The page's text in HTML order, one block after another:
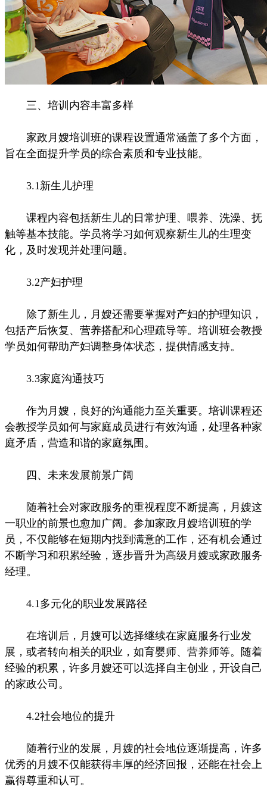
三、培训内容丰富多样
家政月嫂培训班的课程设置通常涵盖了多个方面，
旨在全面提升学员的综合素质和专业技能。
3.1新生儿护理
课程内容包括新生儿的日常护理、喂养、洗澡、抚
触等基本技能。学员将学习如何观察新生儿的生理变
化，及时发现并处理问题。
3.2产妇护理
除了新生儿，月嫂还需要掌握对产妇的护理知识，
包括产后恢复、营养搭配和心理疏导等。培训班会教授
学员如何帮助产妇调整身体状态，提供情感支持。
3.3家庭沟通技巧
作为月嫂，良好的沟通能力至关重要。培训课程还
会教授学员如何与家庭成员进行有效沟通，处理各种家
庭矛盾，营造和谐的家庭氛围。
四、未来发展前景广阔
随着社会对家政服务的重视程度不断提高，月嫂这
一职业的前景也愈加广阔。参加家政月嫂培训班的学
员，不仅能够在短期内找到满意的工作，还有机会通过
不断学习和积累经验，逐步晋升为高级月嫂或家政服务
经理。
4.1多元化的职业发展路径
在培训后，月嫂可以选择继续在家庭服务行业发
展，或者转向相关的职业，如育婴师、营养师等。随着
经验的积累，许多月嫂还可以选择自主创业，开设自己
的家政公司。
4.2社会地位的提升
随着行业的发展，月嫂的社会地位逐渐提高，许多
优秀的月嫂不仅能获得丰厚的经济回报，还能在社会上
赢得尊重和认可。